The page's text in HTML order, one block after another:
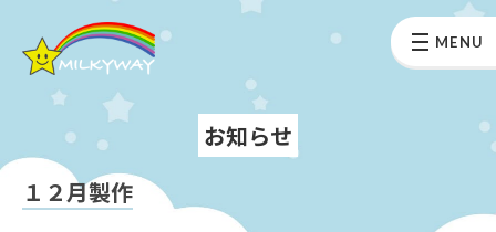
MENU
お知らせ
１２月製作